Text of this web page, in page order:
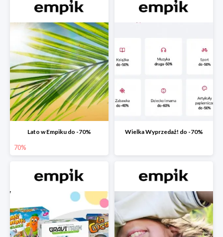
Lato w Empiku do -70%
70%
Wielka Wyprzedaż! do -70%